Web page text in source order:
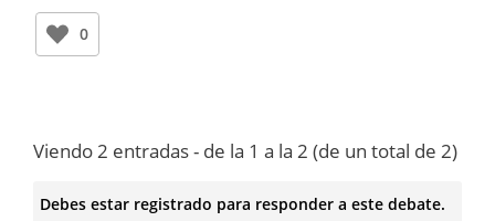
0
Viendo 2 entradas - de la 1 a la 2 (de un total de 2)
Debes estar registrado para responder a este debate.